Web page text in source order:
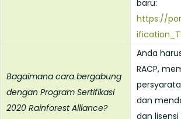
baru:
https://
Bagaimana cara bergabung
dengan Program Sertifikasi
2020 Rainforest Alliance?
Anda
RACP,
dan
dan